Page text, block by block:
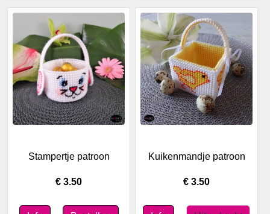
Stampertje patroon
€ 3.50
Kuikenmandje patroon
€ 3.50